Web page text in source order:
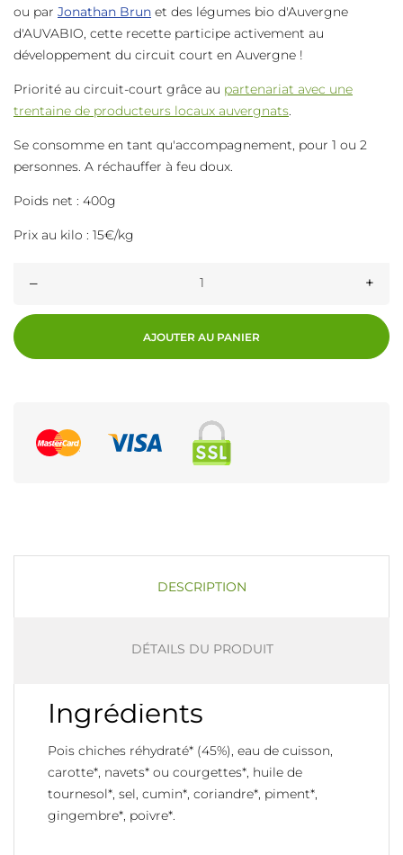
ou par Jonathan Brun et des légumes bio d'Auvergne
d'AUVABIO, cette recette participe activement au
développement du circuit court en Auvergne !
Priorité au circuit-court grâce au partenariat avec une
trentaine de producteurs locaux auvergnats.
Se consomme en tant qu'accompagnement, pour 1 ou 2
personnes. A réchauffer à feu doux.
Poids net : 400g
Prix au kilo : 15€/kg
– +
AJOUTER AU PANIER
DESCRIPTION
DÉTAILS DU PRODUIT
Ingrédients
Pois chiches réhydraté* (45%), eau de cuisson,
carotte*, navets* ou courgettes*, huile de
tournesol*, sel, cumin*, coriandre*, piment*,
gingembre*, poivre*.